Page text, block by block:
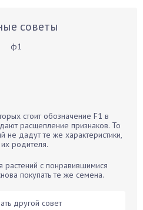
советы
стоит обозначение F1 в
расщепление признаков. То
не дадут те же характеристики,
родителя.
с понравившимися
покупать те же семена.
другой совет